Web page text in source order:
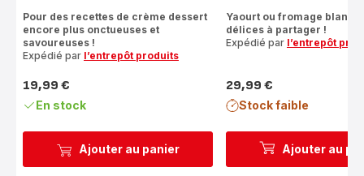
Ajouter au panier
Pour des recettes de crème dessert
encore plus onctueuses et
savoureuses !
Expédié par l’entrepôt produits
Prix
19,99 €
En stock
Ajouter au
Yaourt ou fromage blanc,
délices à partager !
Expédié par l’entrepôt
Prix
29,99 €
Stock faible